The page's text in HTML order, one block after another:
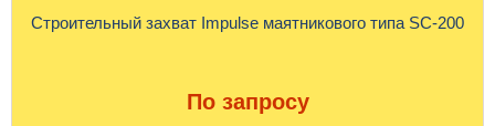
Строительный захват Impulse маятникового типа SC-200
По запросу